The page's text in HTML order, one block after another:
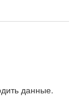
данные.